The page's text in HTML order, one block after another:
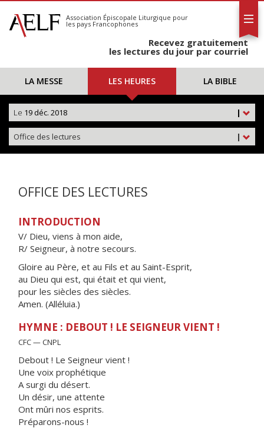
S'abonner
Calendrier
Association Épiscopale Liturgique pour
les pays Francophones
Recevez gratuitement
les lectures du jour par courriel
LA MESSE LES HEURES LA BIBLE
|
Le 19 déc. 2018
|
Office des lectures
OFFICE DES LECTURES
INTRODUCTION
V/ Dieu, viens à mon aide,
R/ Seigneur, à notre secours.
Gloire au Père, et au Fils et au Saint-Esprit,
au Dieu qui est, qui était et qui vient,
pour les siècles des siècles.
Amen. (Alléluia.)
HYMNE : DEBOUT ! LE SEIGNEUR VIENT !
CFC — CNPL
Debout ! Le Seigneur vient !
Une voix prophétique
A surgi du désert.
Un désir, une attente
Ont mûri nos esprits.
Préparons-nous !